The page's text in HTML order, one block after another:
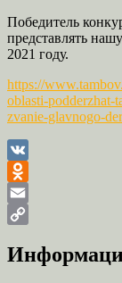
Победитель
представлять
2021 году.
https://
oblasti-podderzhat-
zvanie-glavnogo-
VK
Odnoklassniki
Email
Link